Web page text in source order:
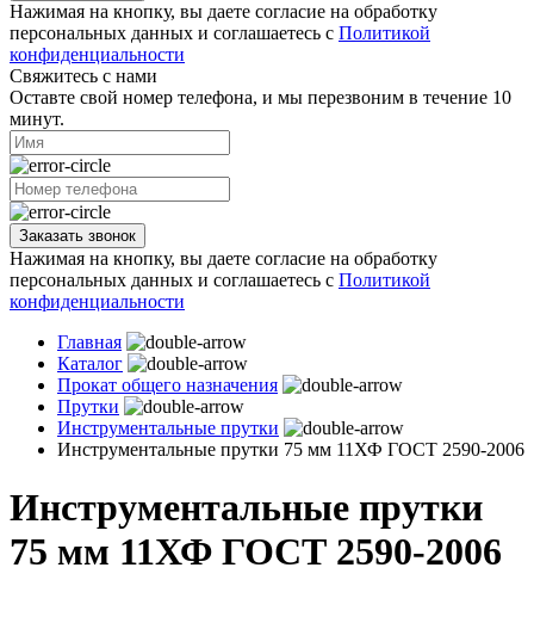
Нажимая на кнопку, вы даете согласие на обработку
персональных данных и соглашаетесь с Политикой
конфиденциальности
Свяжитесь с нами
Оставте свой номер телефона, и мы перезвоним в течение 10
минут.
Заказать звонок
Нажимая на кнопку, вы даете согласие на обработку
персональных данных и соглашаетесь с Политикой
конфиденциальности
Главная
Каталог
Прокат общего назначения
Прутки
Инструментальные прутки
Инструментальные прутки 75 мм 11ХФ ГОСТ 2590-2006
Инструментальные прутки
75 мм 11ХФ ГОСТ 2590-2006